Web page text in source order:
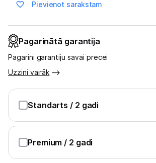
Blogs
Piegāde un apmaksa
Uzņēmumiem
Pievienot sarakstam
Pagarinātā garantija
Pagarini garantiju savai precei
Uzzini vairāk
Standarts / 2 gadi
Premium / 2 gadi